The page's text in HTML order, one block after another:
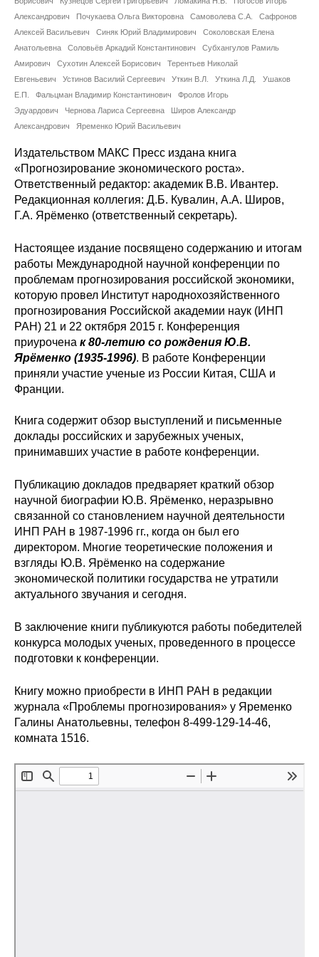
Сотрудники
Отчетность
Противодействие коррупции
Материалы для СМИ
Научная жизнь
Издания
О журнале
Номера журналов
Редакционная этика
Информация для авторов
Стандарты оформления
О журнале
Выпуски
Редакционная этика
Общие требования
Семинары
Энергетический семинар
Российско-французский семинар
Александрович
Почукаева Ольга Викторовна Самоволева С.А.
Сафронов
Алексей Васильевич
Синяк Юрий Владимирович
Соколовская Елена
Анатольевна
Соловьёв Аркадий Константинович
Субхангулов Рамиль
Амирович
Сухотин Алексей Борисович
Терентьев Николай
Евгеньевич
Устинов Василий Сергеевич Уткин В.Л. Уткина Л.Д.
Ушаков
Е.П.
Фальцман Владимир Константинович
Фролов Игорь
Эдуардович
Чернова Лариса Сергеевна
Широв Александр
Александрович
Яременко Юрий Васильевич
Издательством МАКС Пресс издана книга
«Прогнозирование экономического роста».
Ответственный редактор: академик В.В. Ивантер.
Редакционная коллегия: Д.Б. Кувалин, А.А. Широв,
Г.А. Ярёменко (ответственный секретарь).
Настоящее издание посвящено содержанию и итогам
работы Международной научной конференции по
проблемам прогнозирования российской экономики,
которую провел Институт народнохозяйственного
прогнозирования Российской академии наук (ИНП
РАН) 21 и 22 октября 2015 г. Конференция
приурочена к 80-летию со рождения Ю.В.
Ярёменко (1935-1996). В работе Конференции
приняли участие ученые из России Китая, США и
Франции.
Книга содержит обзор выступлений и письменные
доклады российских и зарубежных ученых,
принимавших участие в работе конференции.
Публикацию докладов предваряет краткий обзор
научной биографии Ю.В. Ярёменко, неразрывно
связанной со становлением научной деятельности
ИНП РАН в 1987-1996 гг., когда он был его
директором. Многие теоретические положения и
взгляды Ю.В. Ярёменко на содержание
экономической политики государства не утратили
актуального звучания и сегодня.
В заключение книги публикуются работы победителей
конкурса молодых ученых, проведенного в процессе
подготовки к конференции.
Книгу можно приобрести в ИНП РАН в редакции
журнала «Проблемы прогнозирования» у Яременко
Галины Анатольевны, телефон 8-499-129-14-46,
комната 1516.